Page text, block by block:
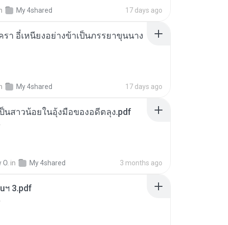
My 4shared 17 days ago
รา อี๋เหนียงอย่างข้าเป็นภรรยาขุนนาง
My 4shared 17 days ago
นสาวน้อยในอุ้งมือของอดีตลุง.pdf
in My 4shared 3 months ago
ฯ 3.pdf